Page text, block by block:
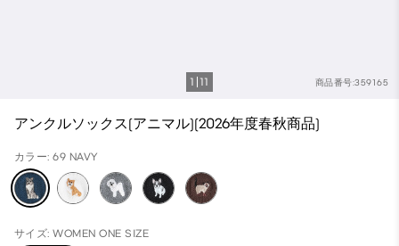
商品番号:359165
1 11
アンクルソックス(アニマル)(2026年度春秋商品)
カラー: 69 NAVY
サイズ: WOMEN ONE SIZE